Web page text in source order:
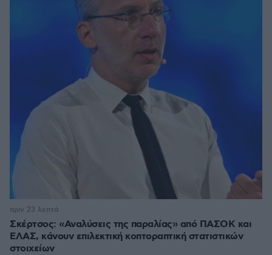
Σκέρτσος: «Αναλύσεις της παραλίας» από ΠΑΣΟΚ και
ΕΛΑΣ, κάνουν επιλεκτική κοπτοραπτική στατιστικών
στοιχείων
πριν 23 λεπτά